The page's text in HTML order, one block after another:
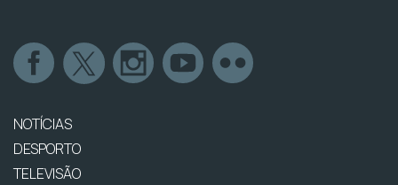
NOTÍCIAS
DESPORTO
TELEVISÃO